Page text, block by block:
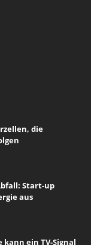
die
Start-up
aus
kann ein TV-Signal